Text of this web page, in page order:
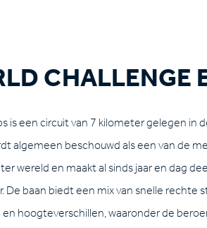
CHALLENGE
is een circuit van 7 kilometer gelegen in
algemeen beschouwd als een van de
wereld en maakt al sinds jaar en dag
De baan biedt een mix van snelle rechte
hoogteverschillen, waaronder de